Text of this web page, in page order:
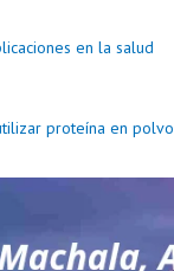
en la salud
proteína en polvo